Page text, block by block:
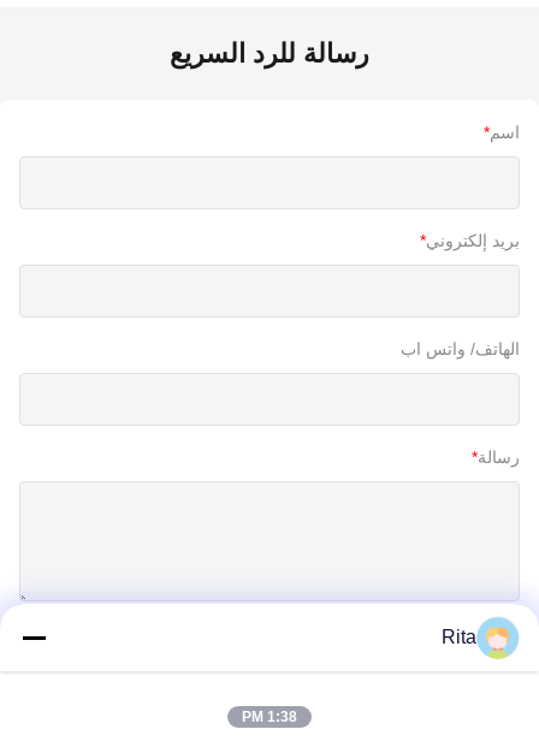
رسالة للرد السريع
اسم*
بريد إلكتروني*
الهاتف/ واتس اب
رسالة*
Rita
1:38 PM